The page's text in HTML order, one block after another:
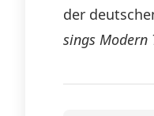
der
sings Modern